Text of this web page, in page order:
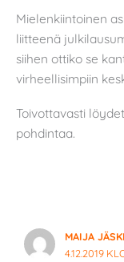
Mielenkiintoinen
liitteenä
siihen ottiko se
virheellisimpiin
Toivottavasti
pohdintaa.
MAIJA
4.12.2019